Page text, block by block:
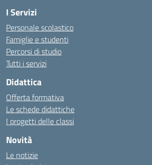
I Servizi
Personale scolastico
Famiglie e studenti
Percorsi di studio
Tutti i servizi
Didattica
Offerta formativa
Le schede didattiche
I progetti delle classi
Novità
Le notizie